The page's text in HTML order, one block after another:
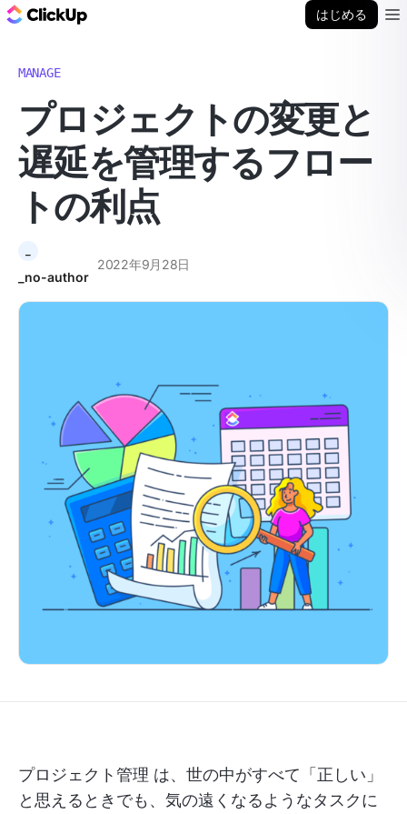
はじめる
MANAGE
プロジェクトの変更と
遅延を管理するフロー
トの利点
_no-author
2022年9月28日
プロジェクト管理 は、世の中がすべて「正しい」
と思えるときでも、気の遠くなるようなタスクに